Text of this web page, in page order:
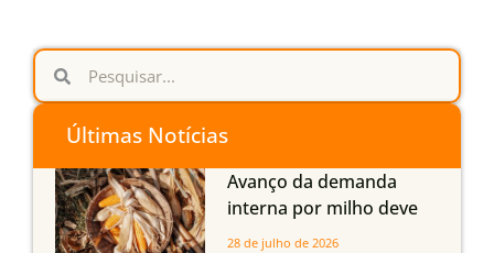
Últimas Notícias
Avanço da demanda
interna por milho deve
compensar aumento da
28 de julho de 2026